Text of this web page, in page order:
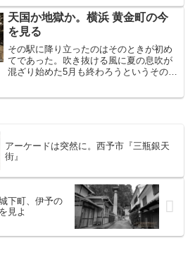
った。こりゃぐずぐずしてる暇はない
な・・と、意を決して短...
天国か地獄か。横浜 黄金町の今
を見る
その駅に降り立ったのはそのときが初め
てであった。吹き抜ける風に夏の息吹が
混ざり始めた5月も終わろうというその
アーケードは突然に。西予市『三瓶銀天
街』
下町、伊予の
見よ